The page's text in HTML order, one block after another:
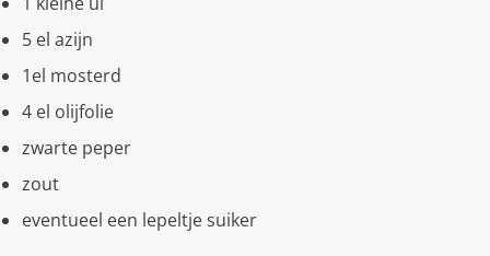
5 el azijn
1el mosterd
4 el olijfolie
zwarte peper
zout
eventueel een lepeltje suiker